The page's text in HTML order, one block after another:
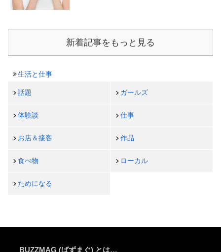
新着記事をもっと見る
生活と仕事
話題 ガールズ
体験談 仕事
お店＆接客 作品
食べ物 ローカル
ためになる
BUZZMAG (ばずまぐ) とは…